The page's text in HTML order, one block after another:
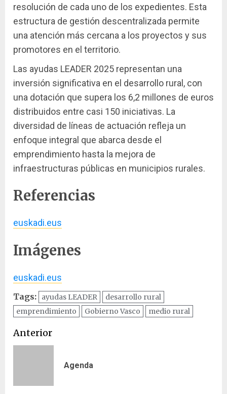
resolución de cada uno de los expedientes. Esta
estructura de gestión descentralizada permite
una atención más cercana a los proyectos y sus
promotores en el territorio.
Las ayudas LEADER 2025 representan una
inversión significativa en el desarrollo rural, con
una dotación que supera los 6,2 millones de euros
distribuidos entre casi 150 iniciativas. La
diversidad de líneas de actuación refleja un
enfoque integral que abarca desde el
emprendimiento hasta la mejora de
infraestructuras públicas en municipios rurales.
Referencias
euskadi.eus
Imágenes
euskadi.eus
Tags: ayudas LEADER
desarrollo rural
emprendimiento
Gobierno Vasco medio rural
Navegación
entradas
Anterior
Agenda